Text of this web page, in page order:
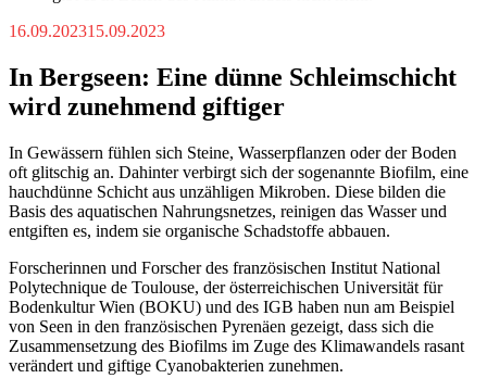
16.09.202315.09.2023
In Bergseen: Eine dünne Schleimschicht
wird zunehmend giftiger
In Gewässern fühlen sich Steine, Wasserpflanzen oder der Boden
oft glitschig an. Dahinter verbirgt sich der sogenannte Biofilm, eine
hauchdünne Schicht aus unzähligen Mikroben. Diese bilden die
Basis des aquatischen Nahrungsnetzes, reinigen das Wasser und
entgiften es, indem sie organische Schadstoffe abbauen.
Forscherinnen und Forscher des französischen Institut National
Polytechnique de Toulouse, der österreichischen Universität für
Bodenkultur Wien (BOKU) und des IGB haben nun am Beispiel
von Seen in den französischen Pyrenäen gezeigt, dass sich die
Zusammensetzung des Biofilms im Zuge des Klimawandels rasant
verändert und giftige Cyanobakterien zunehmen.